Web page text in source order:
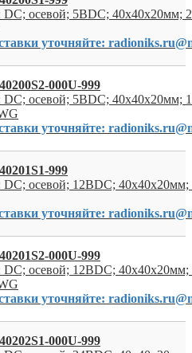
DC; осевой; 5ВDC; 40x40x20мм;
уточняйте:
000U-999
DC; осевой; 5ВDC; 40x40x20мм;
уточняйте:
999
DC; осевой; 12ВDC; 40x40x20мм;
уточняйте:
000U-999
DC; осевой; 12ВDC; 40x40x20мм;
уточняйте:
000U-999